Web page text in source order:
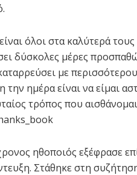
όλοι στα καλύτερά
δύσκολες μέρες
με
την ημέρα είναι να είμαι
τρόπος που
ηθοποιός εξέφρασε
Στάθηκε στη